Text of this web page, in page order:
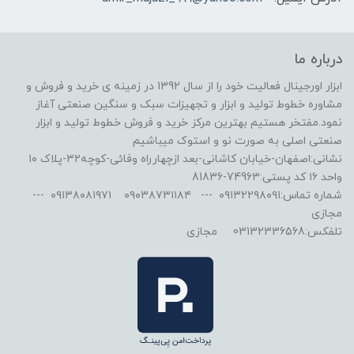
درباره ما
ابزار اورجینال فعالیت خود را از سال 1392 در زمینه ی خرید و فروش و
مشاوره خطوط تولید و ابزار و تجهیزات سبک و سنگین صنعتی آغاز
نمود.مفتخر هستیم بهترین مرکز خرید و فروش خطوط تولید و ابزار
صنعتی اصلی به صورت نو و استوک میباشیم
نشانی:اصفهان-خیابان کاشانی-بعد ازچهارراه وفائی-کوچه۳۲-پلاک ۱۰
واحد ۱۶ کد پستی:74963-81836
شماره تماس:۰۹۱۳۲۲۹۸۰۹۱ --- ۰۹۰۳۸۷۳۱۱۸۴ ۰۹۱۳۸۰۸۱۹۷۱ ---
مجازی
تلفکس:03132336568 مجازی